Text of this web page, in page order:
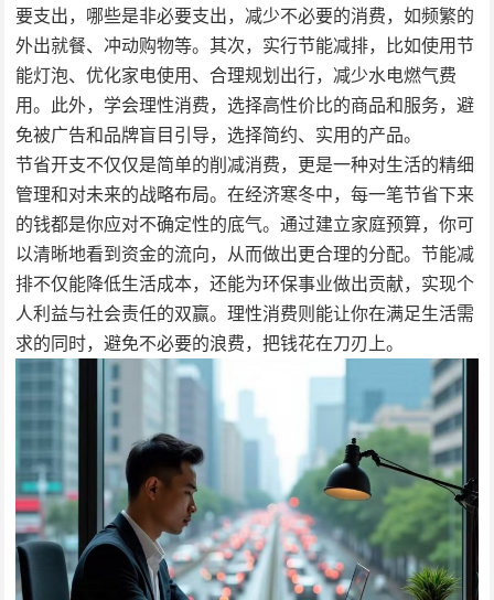
要支出，哪些是非必要支出，减少不必要的消费，如频繁的
外出就餐、冲动购物等。其次，实行节能减排，比如使用节
能灯泡、优化家电使用、合理规划出行，减少水电燃气费
用。此外，学会理性消费，选择高性价比的商品和服务，避
免被广告和品牌盲目引导，选择简约、实用的产品。
节省开支不仅仅是简单的削减消费，更是一种对生活的精细
管理和对未来的战略布局。在经济寒冬中，每一笔节省下来
的钱都是你应对不确定性的底气。通过建立家庭预算，你可
以清晰地看到资金的流向，从而做出更合理的分配。节能减
排不仅能降低生活成本，还能为环保事业做出贡献，实现个
人利益与社会责任的双赢。理性消费则能让你在满足生活需
求的同时，避免不必要的浪费，把钱花在刀刃上。